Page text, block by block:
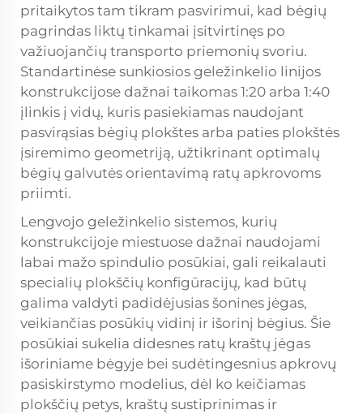
pritaikytos tam tikram pasvirimui, kad bėgių
pagrindas liktų tinkamai įsitvirtinęs po
važiuojančių transporto priemonių svoriu.
Standartinėse sunkiosios geležinkelio linijos
konstrukcijose dažnai taikomas 1:20 arba 1:40
įlinkis į vidų, kuris pasiekiamas naudojant
pasvirąsias bėgių plokštes arba paties plokštės
įsiremimo geometriją, užtikrinant optimalų
bėgių galvutės orientavimą ratų apkrovoms
priimti.
Lengvojo geležinkelio sistemos, kurių
konstrukcijoje miestuose dažnai naudojami
labai mažo spindulio posūkiai, gali reikalauti
specialių plokščių konfigūracijų, kad būtų
galima valdyti padidėjusias šonines jėgas,
veikiančias posūkių vidinį ir išorinį bėgius. Šie
posūkiai sukelia didesnes ratų kraštų jėgas
išoriniame bėgyje bei sudėtingesnius apkrovų
pasiskirstymo modelius, dėl ko keičiamas
plokščių petys, kraštų sustiprinimas ir